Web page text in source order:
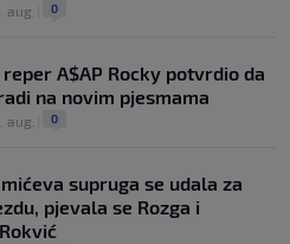
aug. 0
A$AP Rocky potvrdio da
na novim pjesmama
aug. 0
supruga se udala za
pjevala se Rozga i